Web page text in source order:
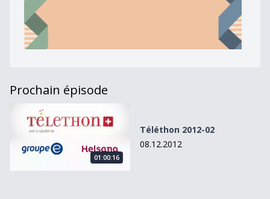
Prochain épisode
Téléthon 2012-02
01:00:16
Téléthon 2012-02
08.12.2012